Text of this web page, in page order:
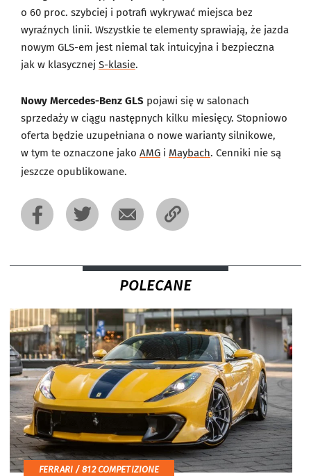
o 60 proc. szybciej i potrafi wykrywać miejsca bez
wyraźnych linii. Wszystkie te elementy sprawiają, że jazda
nowym GLS-em jest niemal tak intuicyjna i bezpieczna
jak w klasycznej S-klasie.
Nowy Mercedes-Benz GLS pojawi się w salonach
sprzedaży w ciągu następnych kilku miesięcy. Stopniowo
oferta będzie uzupełniana o nowe warianty silnikowe,
w tym te oznaczone jako AMG i Maybach. Cenniki nie są
jeszcze opublikowane.
POLECANE
FERRARI / 812 COMPETIZIONE